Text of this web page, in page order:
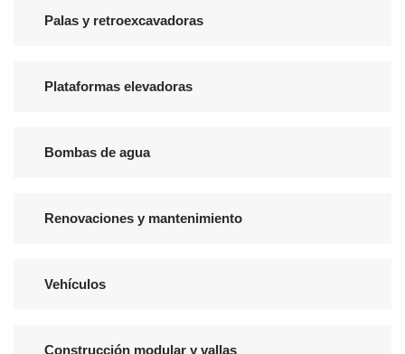
Palas y retroexcavadoras
Plataformas elevadoras
Bombas de agua
Renovaciones y mantenimiento
Vehículos
Construcción modular y vallas